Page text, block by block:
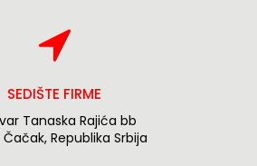
SEDIŠTE FIRME
Tanaska Rajića bb
Republika Srbija